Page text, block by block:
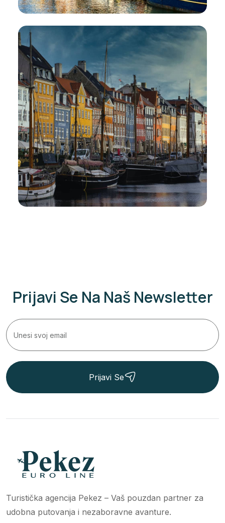
Prijavi Se Na Naš Newsletter
Prijavi Se
Turistička agencija Pekez – Vaš pouzdan partner za
udobna putovanja i nezaboravne avanture.